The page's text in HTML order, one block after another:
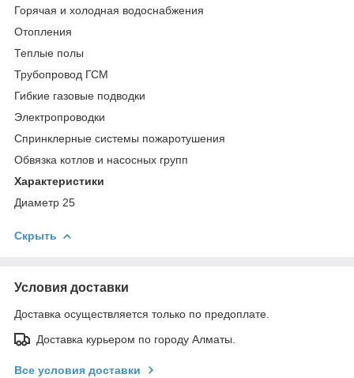
Горячая и холодная водоснабжения
Отопления
Теплые полы
Трубопровод ГСМ
Гибкие газовые подводки
Электропроводки
Спринклерные системы пожаротушения
Обвязка котлов и насосных групп
Характеристики
Диаметр 25
Скрыть
Условия доставки
Доставка осуществляется только по предоплате.
Доставка курьером по городу Алматы.
Все условия доставки